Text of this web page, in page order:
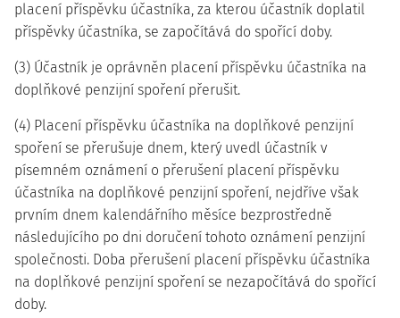
placení příspěvku účastníka, za kterou účastník doplatil
příspěvky účastníka, se započítává do spořící doby.
(3) Účastník je oprávněn placení příspěvku účastníka na
doplňkové penzijní spoření přerušit.
(4) Placení příspěvku účastníka na doplňkové penzijní
spoření se přerušuje dnem, který uvedl účastník v
písemném oznámení o přerušení placení příspěvku
účastníka na doplňkové penzijní spoření, nejdříve však
prvním dnem kalendářního měsíce bezprostředně
následujícího po dni doručení tohoto oznámení penzijní
společnosti. Doba přerušení placení příspěvku účastníka
na doplňkové penzijní spoření se nezapočítává do spořící
doby.